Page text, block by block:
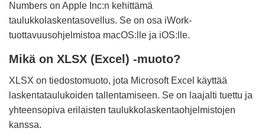
Numbers on Apple Inc:n kehittämä
taulukkolaskentasovellus. Se on osa iWork-
tuottavuusohjelmistoa macOS:lle ja iOS:lle.
Mikä on XLSX (Excel) -muoto?
XLSX on tiedostomuoto, jota Microsoft Excel käyttää
laskentataulukoiden tallentamiseen. Se on laajalti tuettu ja
yhteensopiva erilaisten taulukkolaskentaohjelmistojen
kanssa.